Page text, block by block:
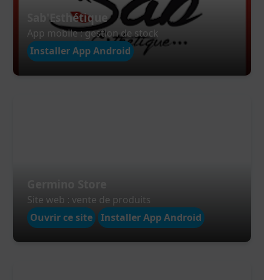
Sab'Esthétique
App mobile : gestion de stock
Installer App Android
Site web : vente de produits
Ouvrir ce site
Installer App Android